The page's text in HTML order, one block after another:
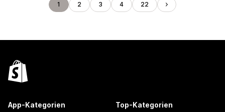
1 2 3 4 22
App-Kategorien Top-Kategorien